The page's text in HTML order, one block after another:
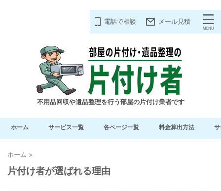
電話で相談 メール見積
不用品回収や遺品整理を行う部屋の片付け業者です
ホーム サービス一覧 各ページ一覧 料金算出方法
ホーム >
片付け者が選ばれる理由